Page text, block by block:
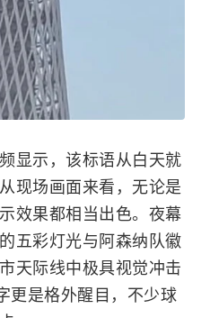
显示，该标语从白天就
现场画面来看，无论是
效果都相当出色。夜幕
五彩灯光与阿森纳队徽
天际线中极具视觉冲击
更是格外醒目，不少球